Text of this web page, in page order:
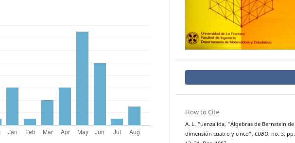
How to Cite
A. L. Fuenzalida, “Álgebras de Bernstein de
dimensión cuatro y cinco”, CUBO, no. 3, pp.